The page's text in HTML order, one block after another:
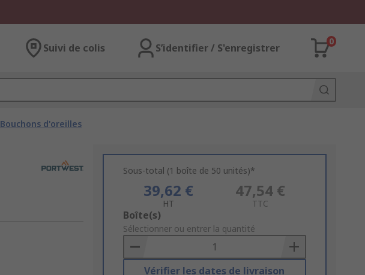
Suivi de colis S’identifier / S'enregistrer
0
Bouchons d'oreilles
Sous-total (1 boîte de 50 unités)*
39,62 €
HT
47,54 €
TTC
Add
to
Basket
Boîte(s)
Sélectionner ou entrer la quantité
Vérifier les dates de livraison